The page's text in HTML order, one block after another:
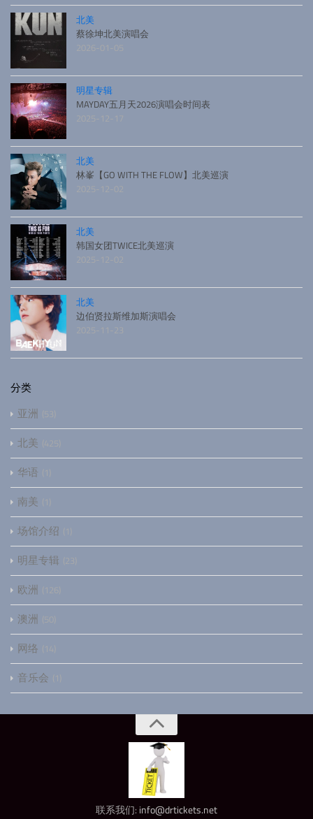
北美
蔡徐坤北美演唱会
2026-01-05
明星专辑
MAYDAY五月天2026演唱会时间表
2025-12-17
北美
林峯【GO WITH THE FLOW】北美巡演
2025-12-02
北美
韩国女团TWICE北美巡演
2025-12-02
北美
边伯贤拉斯维加斯演唱会
2025-11-23
分类
亚洲 53
北美 425
华语 1
南美 1
场馆介绍 1
明星专辑 23
欧洲 126
澳洲 50
网络 14
音乐会 1
联系我们: info@drtickets.net